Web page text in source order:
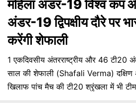
महिला अंडर-19 विश्व कप
अंडर-19 द्विपक्षीय दौरे पर
करेंगी शेफाली
1 एकदिवसीय अंतरराष्ट्रीय और 46 टी20
साल की शेफाली (Shafali Verma)
खिलाफ पांच मैच की टी20 श्रृंखला में भी